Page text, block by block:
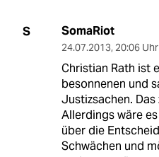
S SomaRiot
24.07.2013, 20:06 Uhr
Christian Rath ist
besonnenen und
Justizsachen.
Allerdings wäre
über die
Schwächen und